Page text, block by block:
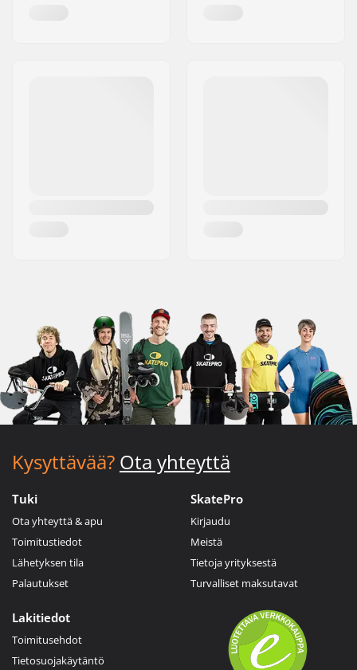
Kysyttävää? Ota yhteyttä
Tuki
Ota yhteyttä & apu
Toimitustiedot
Lähetyksen tila
Palautukset
SkatePro
Kirjaudu
Meistä
Tietoja yrityksestä
Turvalliset maksutavat
Lakitiedot
Toimitusehdot
Tietosuojakäytäntö